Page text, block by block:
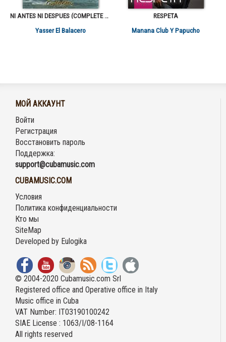
NI ANTES NI DESPUES (COMPLETE EDITION)
Yasser El Balacero
RESPETA
Manana Club Y Papucho
МОЙ АККАУНТ
Войти
Регистрация
Восстановить пароль
Поддержка:
support@cubamusic.com
CUBAMUSIC.COM
Условия
Политика конфиденциальности
Кто мы
SiteMap
Developed by Eulogika
© 2004-2020 Cubamusic.com Srl
Registered office and Operative office in Italy
Music office in Cuba
VAT Number: IT03190100242
SIAE License : 1063/I/08-1164
All rights reserved